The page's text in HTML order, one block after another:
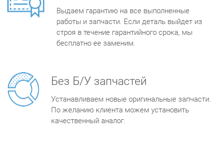
Выдаем гарантию на все выполненные
работы и запчасти. Если деталь выйдет из
строя в течение гарантийного срока, мы
бесплатно ее заменим.
Без Б/У запчастей
Устанавливаем новые оригинальные запчасти.
По желанию клиента можем установить
качественный аналог.